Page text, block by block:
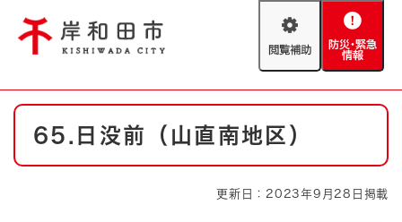
閲
助
防
緊
やさしい日本語
防災・緊急情報 救急・消防
ハザードマップ AED設置箇所
本
65.日没前（山直南地区）
更新日：2023年9月28日掲載